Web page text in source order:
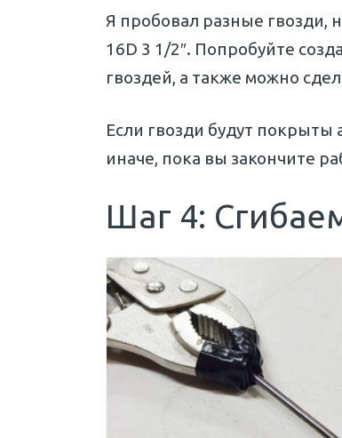
Я пробовал разные гвозди,
16D 3 1/2″. Попробуйте
гвоздей, а также можно
Если гвозди будут покрыты
иначе, пока вы закончите
Шаг 4: